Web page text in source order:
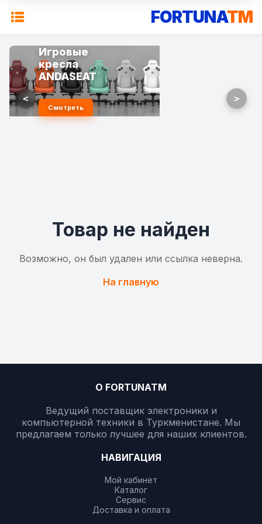
FORTUNATM
Игровые
кресла
ANDASEAT
Смотреть
< >
Товар не найден
Возможно, он был удален или ссылка неверна.
На главную
О FORTUNATM
Ведущий поставщик электроники и
компьютерной техники в Туркменистане. Мы
предлагаем только лучшее для наших клиентов.
НАВИГАЦИЯ
Мой кабинет
Каталог
Сервис
Доставка и оплата